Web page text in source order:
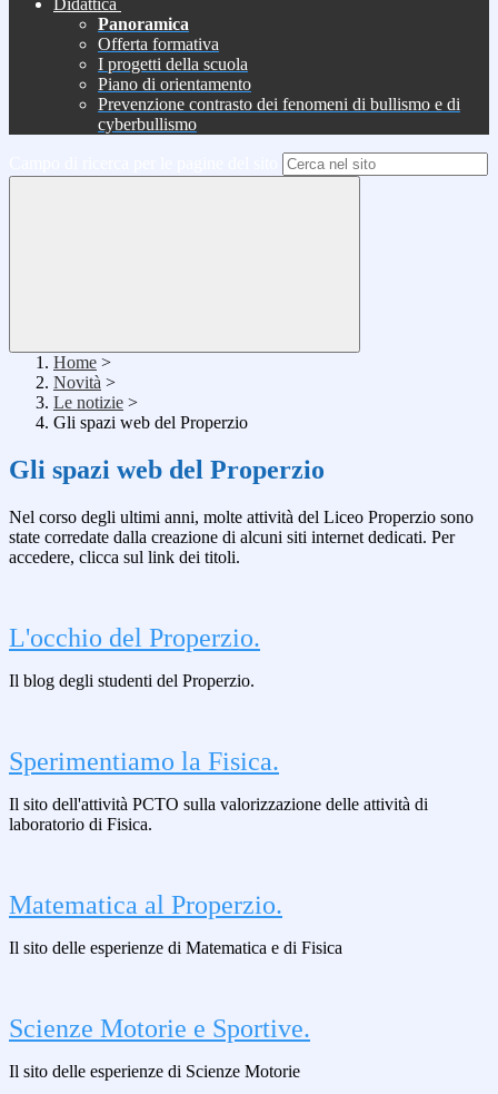
Didattica
Panoramica
Offerta formativa
I progetti della scuola
Piano di orientamento
Prevenzione contrasto dei fenomeni di bullismo e di
cyberbullismo
Home >
Novità >
Le notizie >
Gli spazi web del Properzio
Gli spazi web del Properzio
Nel corso degli ultimi anni, molte attività del Liceo Properzio sono
state corredate dalla creazione di alcuni siti internet dedicati. Per
accedere, clicca sul link dei titoli.
L'occhio del Properzio.
Il blog degli studenti del Properzio.
Sperimentiamo la Fisica.
Il sito dell'attività PCTO sulla valorizzazione delle attività di
laboratorio di Fisica.
Matematica al Properzio.
Il sito delle esperienze di Matematica e di Fisica
Scienze Motorie e Sportive.
Il sito delle esperienze di Scienze Motorie